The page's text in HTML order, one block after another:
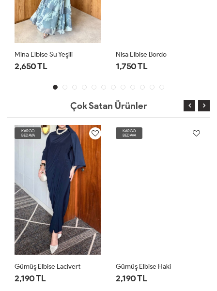
Mina Elbise Su Yeşili
2,650 TL
Nisa Elbise Bordo
1,750 TL
Çok Satan Ürünler
KARGO
BEDAVA
Gümüş Elbise Lacivert
2,190 TL
KARGO
BEDAVA
Gümüş Elbise Haki
2,190 TL